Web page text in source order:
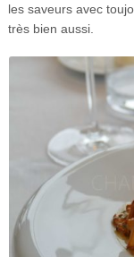
les saveurs avec
très bien aussi.